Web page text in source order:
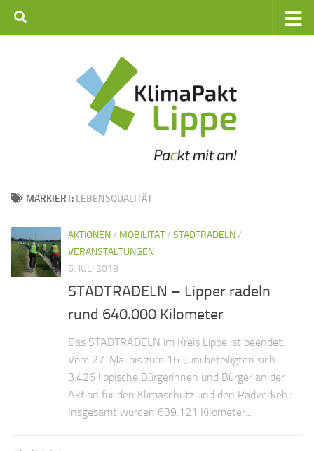
Zum Inhalt springen
MARKIERT: LEBENSQUALITÄT
AKTIONEN/ MOBILITÄT/ STADTRADELN/
VERANSTALTUNGEN
6. JULI 2018
STADTRADELN – Lipper radeln
rund 640.000 Kilometer
Das STADTRADELN im Kreis Lippe ist beendet.
Vom 27. Mai bis zum 16. Juni beteiligten sich
3.426 lippische Bürgerinnen und Bürger an der
Aktion für den Klimaschutz und den Radverkehr.
Insgesamt wurden 639.121 Kilometer...